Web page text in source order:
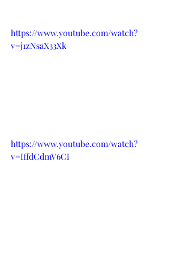
https://www.youtube.com/watch?
v=j1zNsaX33Xk
https://www.youtube.com/watch?
v=IffdCdmV6CI